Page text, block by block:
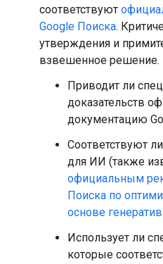
соответствуют
Google Поиска.
утверждения и
взвешенное решение.
Приводит ли
доказательств
документацию
Соответствуют
для ИИ (также
официальным
Поиска по
основе
Использует ли
которые